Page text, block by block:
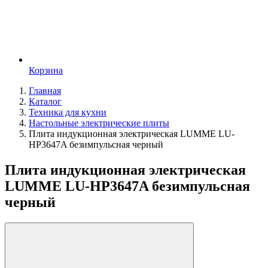
Корзина
Главная
Каталог
Техника для кухни
Настольные электрические плиты
Плита индукционная электрическая LUMME LU-
HP3647A безимпульсная черный
Плита индукционная электрическая
LUMME LU-HP3647A безимпульсная
черный